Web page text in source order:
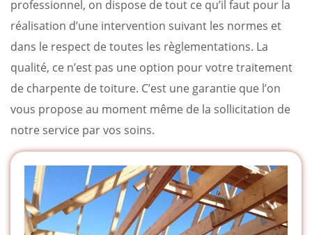
professionnel, on dispose de tout ce qu’il faut pour la
réalisation d’une intervention suivant les normes et
dans le respect de toutes les règlementations. La
qualité, ce n’est pas une option pour votre traitement
de charpente de toiture. C’est une garantie que l’on
vous propose au moment même de la sollicitation de
notre service par vos soins.